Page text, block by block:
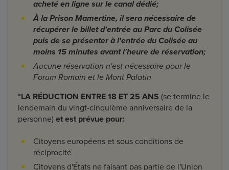
acheté en ligne sur le canal dédié;
À la Prison Mamertine, il sera nécessaire de
récupérer le billet d'entrée au Parc du Colisée
puis de se présenter à l'entrée du Colisée au
moins 15 minutes avant l'heure de réservation;
Aucune réservation n'est nécessaire pour le
Forum Romain et le Mont Palatin
*LA RÉDUCTION ENTRE 18 ET 25 ANS (se termine le
lendemain du vingt-cinquième anniversaire de la
personne) et est prévue pour:
Citoyens européens et sous conditions de
réciprocité
Citoyens d'États ne faisant pas partie de l'Union